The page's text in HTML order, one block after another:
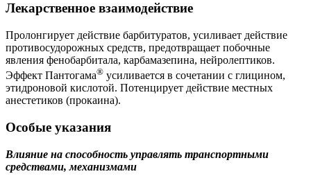
Лекарственное взаимодействие
Пролонгирует действие барбитуратов, усиливает действие
противосудорожных средств, предотвращает побочные
явления фенобарбитала, карбамазепина, нейролептиков.
Эффект Пантогама® усиливается в сочетании с глицином,
этидроновой кислотой. Потенцирует действие местных
анестетиков (прокаина).
Особые указания
Влияние на способность управлять транспортными
средствами, механизмами